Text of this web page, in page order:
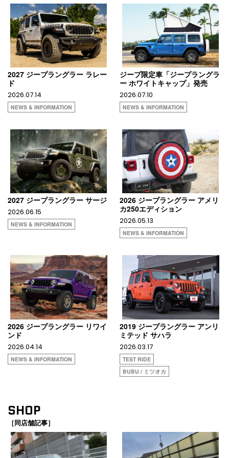
2027 ジープラングラー ラレー
ド
2026.07.14
NEWS & INFORMATION
ジープ限定車「ジープラングラ
ー ホワイトキャップ」発売
2026.07.10
NEWS & INFORMATION
2027 ジープラングラー サージ
2026.06.15
NEWS & INFORMATION
2026 ジープラングラー アメリ
カ250エディション
2026.05.13
NEWS & INFORMATION
2026 ジープラングラー リワイ
ンド
2026.04.14
NEWS & INFORMATION
2019 ジープラングラー アンリ
ミテッド サハラ
2026.03.17
TEST RIDE
BUBU / ミツオカ
SHOP
［同店舗記事］